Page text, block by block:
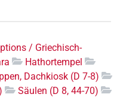
/ Griechisch-
Hathortempel
Dachkiosk (D 7-8)
Säulen (D 8, 44-70)